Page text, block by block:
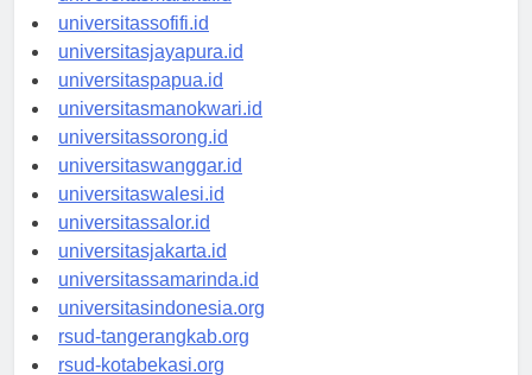
universitasmaluku.id
universitassofifi.id
universitasjayapura.id
universitaspapua.id
universitasmanokwari.id
universitassorong.id
universitaswanggar.id
universitaswalesi.id
universitassalor.id
universitasjakarta.id
universitassamarinda.id
universitasindonesia.org
rsud-tangerangkab.org